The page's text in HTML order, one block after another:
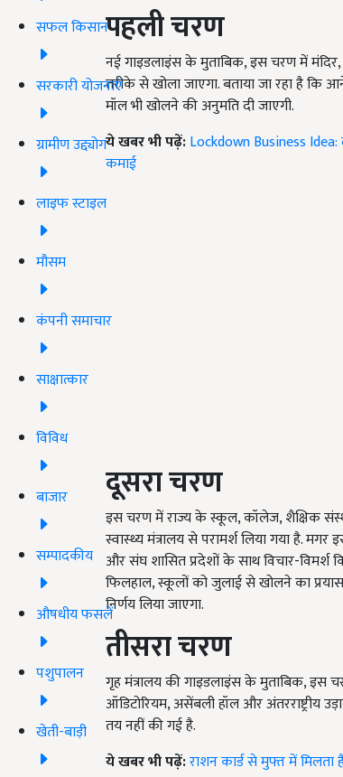
सफल किसान
सरकारी योजनाएं
ग्रामीण उद्द्योग
लाइफ स्टाइल
मौसम
कंपनी समाचार
साक्षात्कार
विविध
बाजार
सम्पादकीय
औषधीय फसलें
पशुपालन
खेती-बाड़ी
पहली चरण
नई गाइडलाइंस के मुताबिक, इस चरण में
तरीके से खोला जाएगा. बताया जा रहा है
मॉल भी खोलने की अनुमति दी जाएगी.
ये खबर भी पढ़ें:Lockdown Business
कमाई
दूसरा चरण
इस चरण में राज्य के स्कूल, कॉलेज, शैक्षिक
स्वास्थ्य मंत्रालय से परामर्श लिया गया है.
और संघ शासित प्रदेशों के साथ विचार-विमर्श
फिलहाल, स्कूलों को जुलाई से खोलने का
निर्णय लिया जाएगा.
तीसरा चरण
गृह मंत्रालय की गाइडलाइंस के मुताबिक, इस
ऑडिटोरियम, असेंबली हॉल और अंतरराष्ट्रीय
तय नहीं की गई है.
ये खबर भी पढ़ें:राशन कार्ड से मुफ्त में